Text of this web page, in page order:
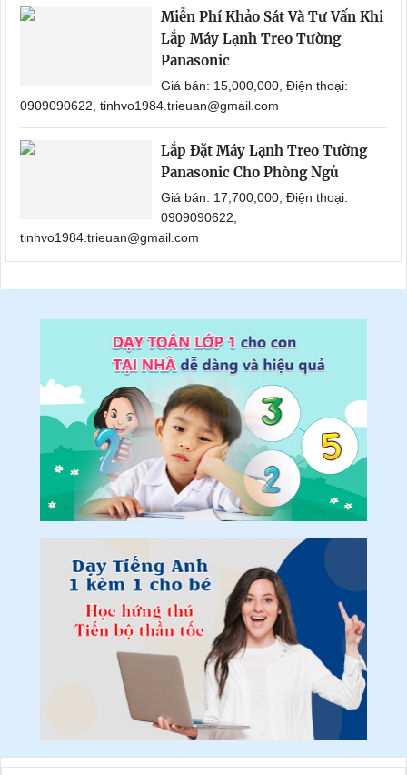
Miễn Phí Khảo Sát Và Tư Vấn Khi
Lắp Máy Lạnh Treo Tường
Panasonic
Giá bán: 15,000,000, Điện thoại:
0909090622, tinhvo1984.trieuan@gmail.com
Lắp Đặt Máy Lạnh Treo Tường
Panasonic Cho Phòng Ngủ
Giá bán: 17,700,000, Điện thoại:
0909090622,
tinhvo1984.trieuan@gmail.com